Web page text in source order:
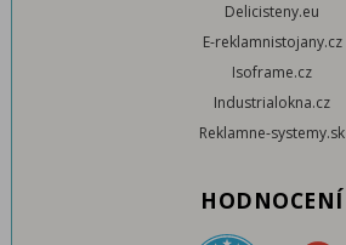
Delicisteny.eu
E-reklamnistojany.cz
Isoframe.cz
Industrialokna.cz
Reklamne-systemy.sk
HODNOCENÍ